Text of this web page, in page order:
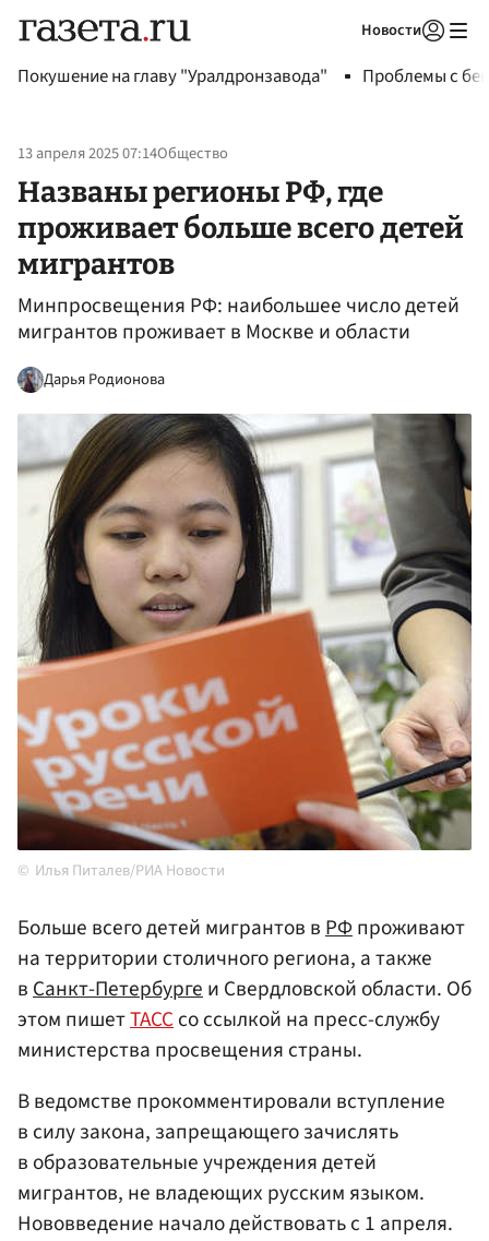
Новости
Покушение на главу "Уралдронзавода" Проблемы с
13 апреля 2025 07:14Общество
Названы регионы РФ, где
проживает больше всего детей
мигрантов
Минпросвещения РФ: наибольшее число детей
мигрантов проживает в Москве и области
Дарья Родионова
Илья Питалев/РИА Новости
Больше всего детей мигрантов вРФпроживают
на территории столичного региона, а также
вСанкт-Петербургеи Свердловской области. Об
этом пишетТАССсо ссылкой на пресс-службу
министерства просвещения страны.
В ведомстве прокомментировали вступление
в силу закона, запрещающего зачислять
в образовательные учреждения детей
мигрантов, не владеющих русским языком.
Нововведение начало действовать с 1 апреля.